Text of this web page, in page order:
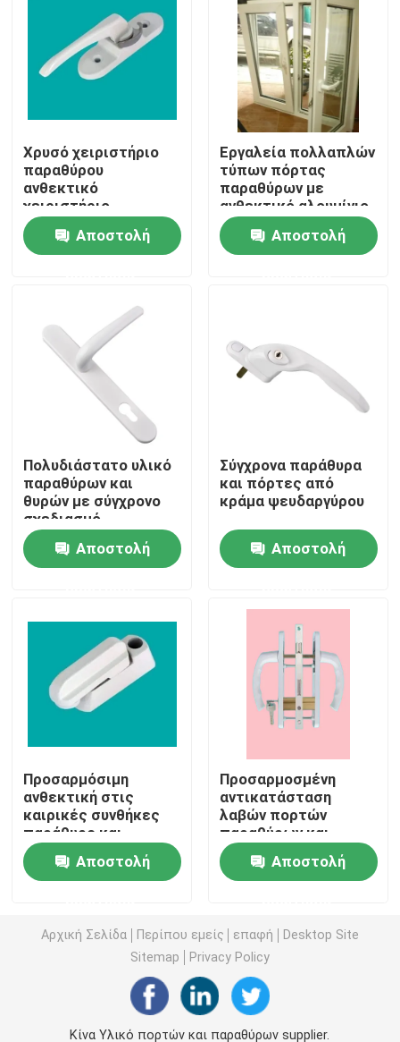
Σπίτι
Προϊόντα
βίντεο
Γύρος εργοστασίων
Ποιοτικός έλεγχος
Μας ελάτε σε επαφή με
Ζητήστε ένα απόσπασμα
Σχεδιαγράμματα παραθύρων UPVC
Σχεδιαγράμματα εξώθησης UPVC
upvc casement παράθυρο
upvc γλιστρώντας παράθυρο
Γαλλική πόρτα UPVC
Θερμικές πόρτες αλουμινίου σπασιμάτων
Χρυσό χειριστήριο
παραθύρου
ανθεκτικό
χειριστήριο
αλουμινίου
Αποστολή
Εργαλεία πολλαπλών
τύπων πόρτας
παραθύρων με
ανθεκτικό αλουμίνιο
Αποστολή
Πολυδιάστατο υλικό
παραθύρων και
θυρών με σύγχρονο
σχεδιασμό
Αποστολή
Σύγχρονα παράθυρα
και πόρτες από
κράμα ψευδαργύρου
Αποστολή
Προσαρμόσιμη
ανθεκτική στις
καιρικές συνθήκες
παράθυρο και
πόρτες από
ανοξείδωτο χάλυβα
λαβή
Αποστολή
Προσαρμοσμένη
αντικατάσταση
λαβών πορτών
παραθύρων και
παραθύρων υλικού
UPVC πορτών
Αποστολή
Αρχική Σελίδα Περίπου εμείς επαφή
Desktop Site
Sitemap
Privacy Policy
Κίνα Υλικό πορτών και παραθύρων supplier.